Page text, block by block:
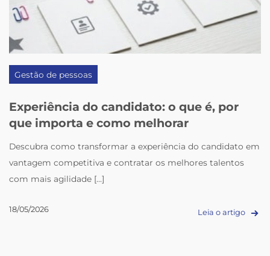
Gestão de pessoas
Experiência do candidato: o que é, por
que importa e como melhorar
Descubra como transformar a experiência do candidato em
vantagem competitiva e contratar os melhores talentos
com mais agilidade [...]
18/05/2026 Leia o artigo